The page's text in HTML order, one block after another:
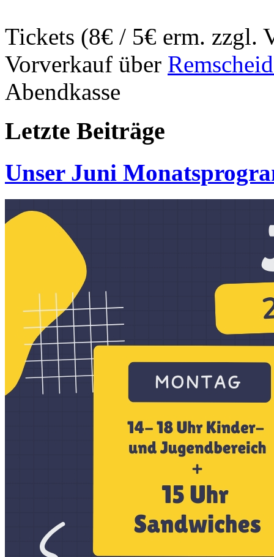
Tickets (8€ / 5€ erm. zzgl.
Vorverkauf über
Abendkasse
Letzte Beiträge
Unser Juni